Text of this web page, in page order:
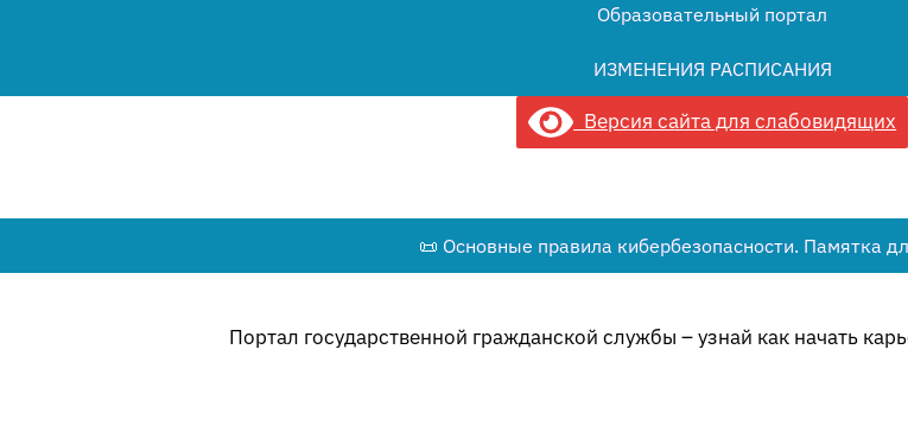
Образовательный портал
ИЗМЕНЕНИЯ РАСПИСАНИЯ
Версия сайта для слабовидящих
📜 Основные правила кибербезопасности. Памятка
Портал государственной гражданской службы – узнай как начать